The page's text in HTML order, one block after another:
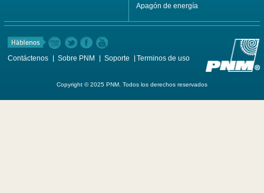
Apagón de energía
Contáctenos Sobre PNM Soporte Terminos de uso
Copyright © 2025 PNM. Todos los derechos reservados